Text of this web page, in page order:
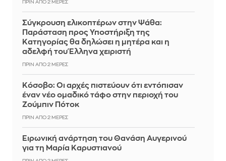
ΠΡΙΝ ΑΠΌ 2 ΜΈΡΕΣ
Σύγκρουση ελικοπτέρων στην Ψάθα:
Παράσταση προς Υποστήριξη της
Κατηγορίας θα δηλώσει η μητέρα και η
αδελφή του Έλληνα χειριστή
ΠΡΙΝ ΑΠΌ 2 ΜΈΡΕΣ
Κόσοβο: Οι αρχές πιστεύουν ότι εντόπισαν
έναν νέο ομαδικό τάφο στην περιοχή του
Ζούμπιν Πότοκ
ΠΡΙΝ ΑΠΌ 2 ΜΈΡΕΣ
Ειρωνική ανάρτηση του Θανάση Αυγερινού
για τη Μαρία Καρυστιανού